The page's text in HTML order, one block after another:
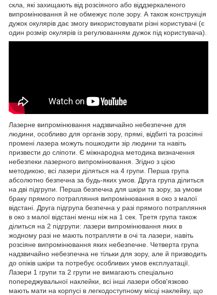
скла, які захищають від розсіяного або віддзеркаленого
випромінювання й не обмежує поле зору. А також конструкція
дужок окулярів дає змогу використовувати різні користувачі (є
один розмір окулярів із регулюванням дужок під користувача).
Лазерне випромінювання надзвичайно небезпечне для
людини, особливо для органів зору, прямі, відбиті та розсіяні
промені лазера можуть пошкодити зір людини та навіть
призвести до сліпоти. Є міжнародна методика визначення
небезпеки лазерного випромінювання. Згідно з цією
методикою, всі лазери діляться на 4 групи. Перша група
абсолютно безпечна за будь-яких умов. Друга група ділиться
на дві підгрупи. Перша безпечна для шкіри та зору, за умови
браку прямого потрапляння випромінювання в око з малої
відстані. Друга підгрупа безпечна у разі прямого потрапляння
в око з малої відстані менш ніж на 1 сек. Третя група також
ділиться на 2 підгрупи: лазери випромінювання яких в
жодному разі не мають потрапляти в очі та лазери, навіть
розсіяне випромінювання яких небезпечне. Четверта група
надзвичайно небезпечна не тільки для зору, але й призводить
до опіків шкіри та потребує особливих умов експлуатації.
Лазери 1 групи та 2 групи не вимагають спеціально
попереджувальної наклейки, всі інші лазери обов'язково
мають мати на корпусі в легкодоступному місці наклейку, що